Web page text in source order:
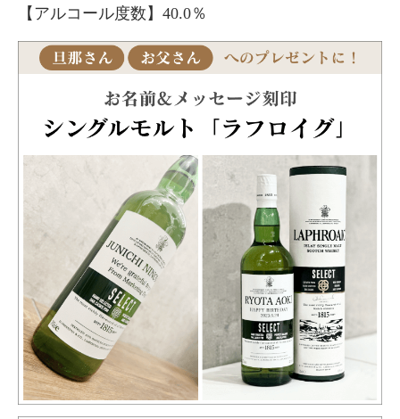
【アルコール度数】40.0％